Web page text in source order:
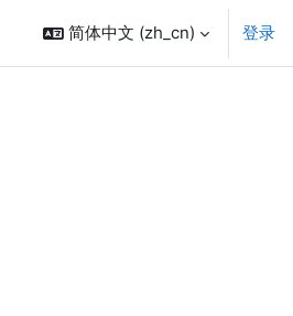
简体中文 ‎(zh_cn)‎ 登录